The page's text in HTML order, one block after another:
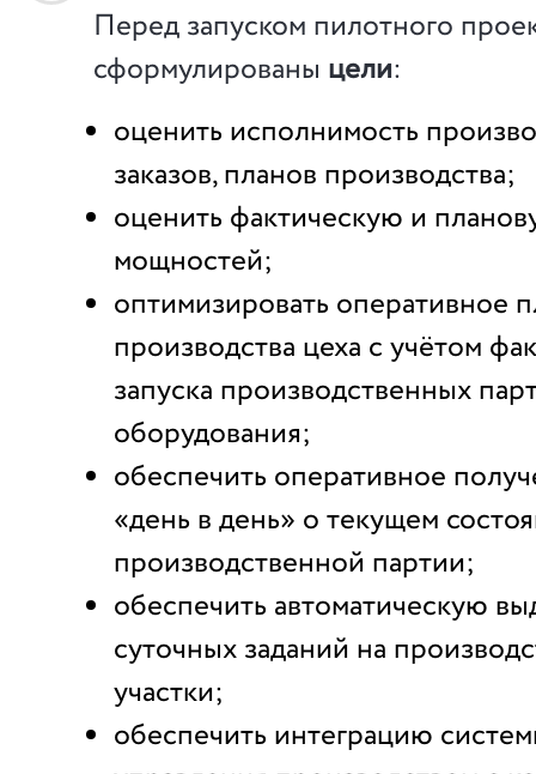
Перед запуском пилотного
сформулированы цели:
оценить исполнимость
заказов, планов производства;
оценить фактическую и
мощностей;
оптимизировать оперативное
производства цеха с учётом
запуска производственных
оборудования;
обеспечить оперативное
«день в день» о текущем
производственной партии;
обеспечить автоматическую
суточных заданий на
участки;
обеспечить интеграцию